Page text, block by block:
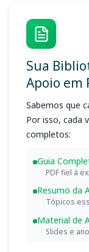
Sua
Apoio em
Sabemos que
Por isso, cada
completos:
Guia
PDF fiel à
Resumo da
Tópicos
Material de
Slides e